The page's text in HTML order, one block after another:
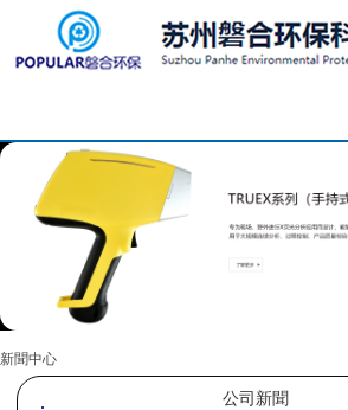
新聞中心
公司新聞